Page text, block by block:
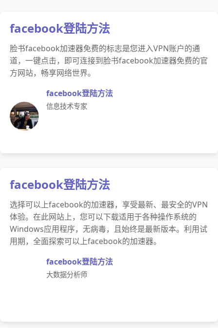
facebook登陆方法
脸书facebook加速器免费的标志是您进入VPN账户的通
道，一键点击，即可连接到脸书facebook加速器免费的官
方网站，畅享网络世界。
facebook登陆方法
信息技术专家
facebook登陆方法
选择可以上facebook的加速器，享受最新、最安全的VPN
体验。在此网站上，您可以下载适用于各种操作系统的
Windows应用程序，无病毒，且始终是最新版本。利用试
用期，全面探索可以上facebook的加速器。
facebook登陆方法
大数据分析师